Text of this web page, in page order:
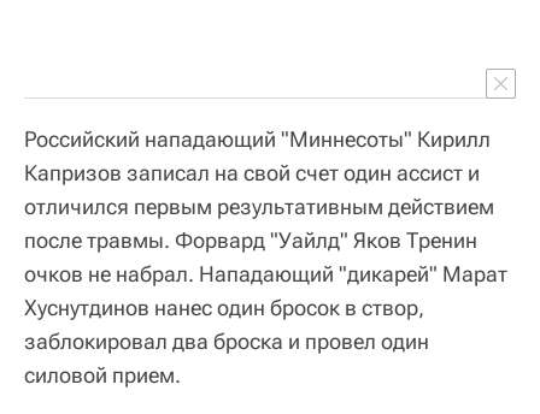
Российский нападающий "Миннесоты" Кирилл
Капризов записал на свой счет один ассист и
отличился первым результативным действием
после травмы. Форвард "Уайлд" Яков Тренин
очков не набрал. Нападающий "дикарей" Марат
Хуснутдинов нанес один бросок в створ,
заблокировал два броска и провел один
силовой прием.